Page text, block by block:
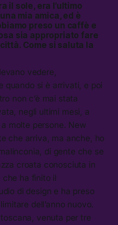
il sole, era l’ultimo
mia amica, ed è
preso un caffè e
sia appropriato fare
Come si saluta la
vedere,
quando si è arrivati, e poi
non c’è mai stata
negli ultimi mesi, a
molte persone. New
che arriva, ma anche, ho
di gente che se
croata conosciuta in
che ha finito il
di design e ha preso
dell’anno nuovo.
venuta per tre